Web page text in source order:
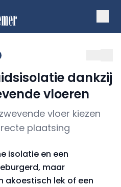
dankzij
vloeren
vloer kiezen
plaatsing
isolatie en een
maar
akoestisch lek of een